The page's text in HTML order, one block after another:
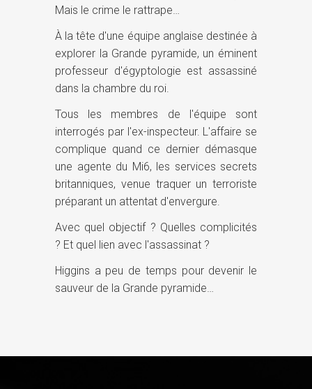
Mais le crime le rattrape…
À la tête d'une équipe anglaise destinée à
explorer la Grande pyramide, un éminent
professeur d'égyptologie est assassiné
dans la chambre du roi.
Tous les membres de l'équipe sont
interrogés par l'ex-inspecteur. L'affaire se
complique quand ce dernier démasque
une agente du Mi6, les services secrets
britanniques, venue traquer un terroriste
préparant un attentat d'envergure.
Avec quel objectif ? Quelles complicités
? Et quel lien avec l'assassinat ?
Higgins a peu de temps pour devenir le
sauveur de la Grande pyramide…